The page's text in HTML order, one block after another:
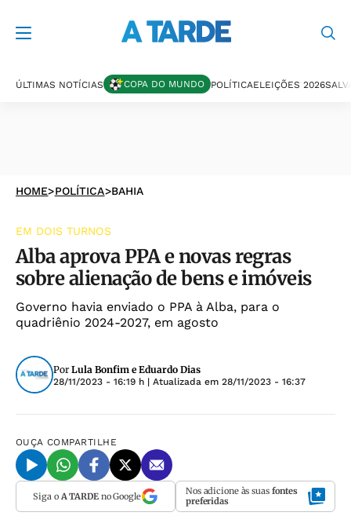
ÚLTIMAS NOTÍCIAS COPA DO MUNDO POLÍTICAELEIÇÕES 2026
HOME>POLÍTICA>BAHIA
EM DOIS TURNOS
Alba aprova PPA e novas regras
sobre alienação de bens e imóveis
Governo havia enviado o PPA à Alba, para o
quadriênio 2024-2027, em agosto
Por Lula Bonfim e Eduardo Dias
28/11/2023 - 16:19 h | Atualizada em 28/11/2023 - 16:37
OUÇA COMPARTILHE
Siga o A TARDEno Google Nos adicione às suas fontes
preferidas